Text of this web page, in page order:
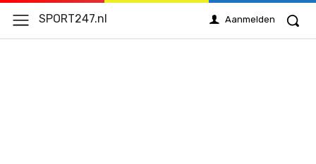
SPORT247.nl Aanmelden